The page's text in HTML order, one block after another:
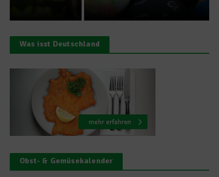
Was isst Deutschland
Obst- & Gemüsekalender